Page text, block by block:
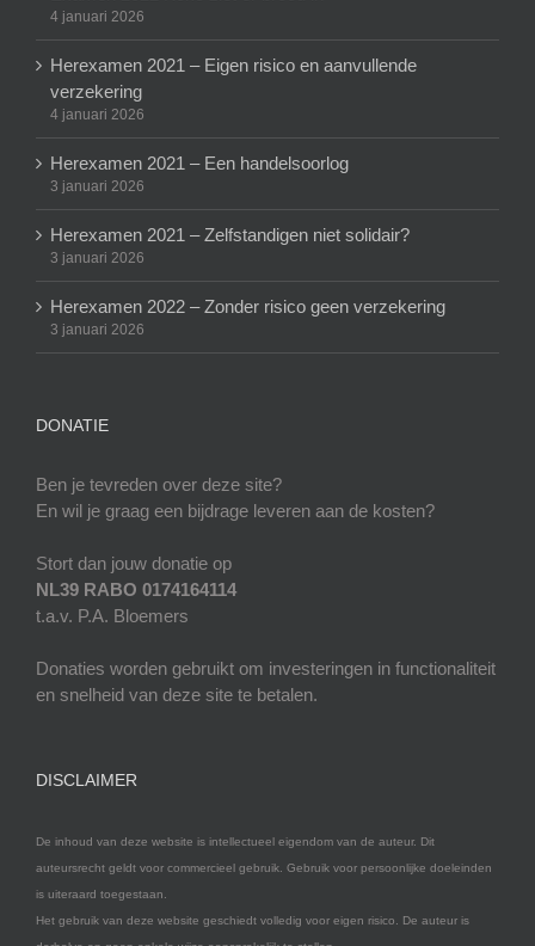
4 januari 2026
Herexamen 2021 – Eigen risico en aanvullende
verzekering
4 januari 2026
Herexamen 2021 – Een handelsoorlog
3 januari 2026
Herexamen 2021 – Zelfstandigen niet solidair?
3 januari 2026
Herexamen 2022 – Zonder risico geen verzekering
3 januari 2026
DONATIE
Ben je tevreden over deze site?
En wil je graag een bijdrage leveren aan de kosten?
Stort dan jouw donatie op
NL39 RABO 0174164114
t.a.v. P.A. Bloemers
Donaties worden gebruikt om investeringen in functionaliteit
en snelheid van deze site te betalen.
DISCLAIMER
De inhoud van deze website is intellectueel eigendom van de auteur. Dit
auteursrecht geldt voor commercieel gebruik. Gebruik voor persoonlijke doeleinden
is uiteraard toegestaan.
Het gebruik van deze website geschiedt volledig voor eigen risico. De auteur is